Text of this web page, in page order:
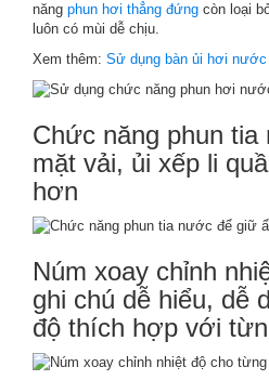
năng phun hơi thẳng đứng còn loại
luôn có mùi dễ chịu.
Xem thêm: Sử dụng bàn ủi hơi nước
Chức năng phun
mặt vải, ủi xếp li
hơn
Núm xoay chỉnh
ghi chú dễ hiểu, dễ
độ thích hợp với